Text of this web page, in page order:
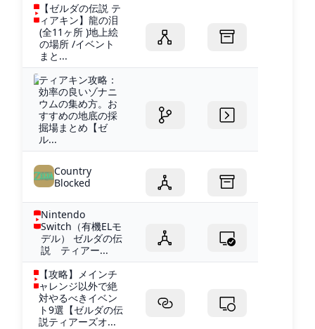
【ゼルダの伝説 テ
ィアキン】龍の泪
(全11ヶ所 )地上絵
の場所 /イベント
まと...
ティアキン攻略：
効率の良いゾナニ
ウムの集め方。お
すすめの地底の採
掘場まとめ【ゼ
ル...
Country
Blocked
Nintendo
Switch（有機ELモ
デル） ゼルダの伝
説 ティアー...
【攻略】メインチ
ャレンジ以外で絶
対やるべきイベン
ト9選【ゼルダの伝
説ティアーズオ...